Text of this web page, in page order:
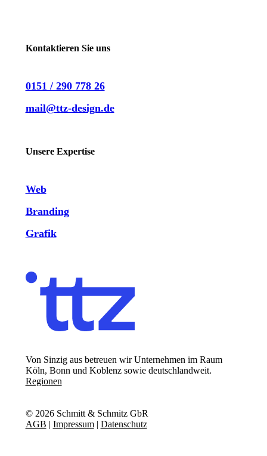
Kontaktieren Sie uns
0151 / 290 778 26
mail@ttz-design.de
Unsere Expertise
Web
Branding
Grafik
Von Sinzig aus betreuen wir Unternehmen im Raum
Köln, Bonn und Koblenz sowie deutschlandweit.
Regionen
© 2026Schmitt & Schmitz GbR
AGB | Impressum| Datenschutz